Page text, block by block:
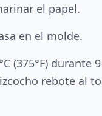
el papel.
en el molde.
(375°F) durante
rebote al